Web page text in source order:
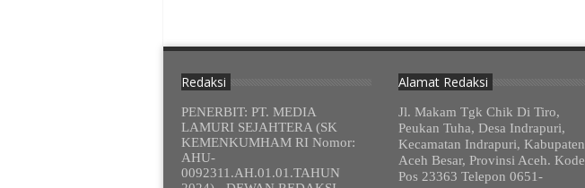
Redaksi
PENERBIT: PT. MEDIA
LAMURI SEJAHTERA (SK
KEMENKUMHAM RI Nomor:
AHU-
0092311.AH.01.01.TAHUN
Alamat Redaksi
Jl. Makam Tgk Chik Di Tiro,
Peukan Tuha, Desa Indrapuri,
Kecamatan Indrapuri, Kabupaten
Aceh Besar, Provinsi Aceh. Kode
Pos 23363 Telepon 0651-